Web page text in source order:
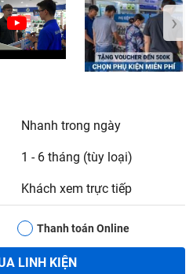
›
Nhanh trong ngày
1 - 6 tháng (tùy loại)
Khách xem trực tiếp
Thanh toán Online
LINH KIỆN